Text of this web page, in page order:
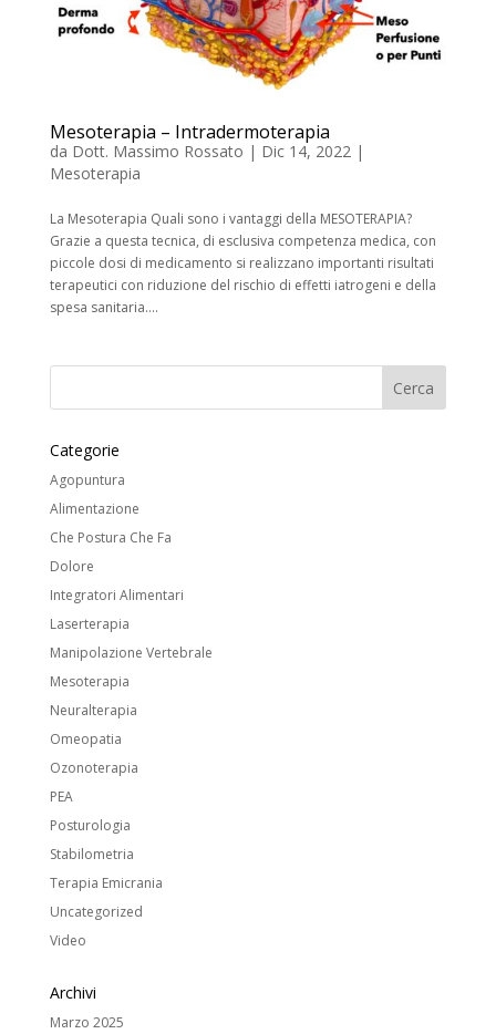
Mesoterapia – Intradermoterapia
da Dott. Massimo Rossato | Dic 14, 2022|
Mesoterapia
La Mesoterapia Quali sono i vantaggi della MESOTERAPIA?
Grazie a questa tecnica, di esclusiva competenza medica, con
piccole dosi di medicamento si realizzano importanti risultati
terapeutici con riduzione del rischio di effetti iatrogeni e della
spesa sanitaria....
Categorie
Agopuntura
Alimentazione
Che Postura Che Fa
Dolore
Integratori Alimentari
Laserterapia
Manipolazione Vertebrale
Mesoterapia
Neuralterapia
Omeopatia
Ozonoterapia
PEA
Posturologia
Stabilometria
Terapia Emicrania
Uncategorized
Video
Archivi
Marzo 2025